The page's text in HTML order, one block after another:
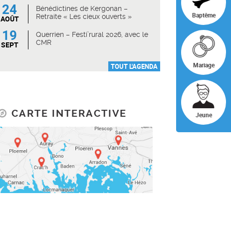
Baptême
Mariage
Jeune
24
AOÛT
Bénédictines de Kergonan –
Retraite « Les cieux ouverts »
19
SEPT
Querrien – Festi’rural 2026, avec le
CMR
TOUT L'AGENDA
CARTE INTERACTIVE